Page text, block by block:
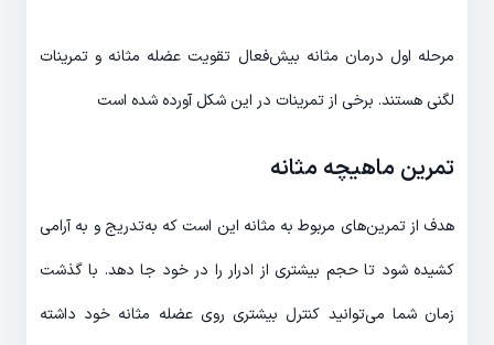
مرحله اول درمان مثانه ‌بیش‌فعال تقویت عضله مثانه و تمرینات
لگنی هستند. برخی از تمرینات در این شکل آورده شده است
تمرین ماهیچه مثانه
هدف از تمرین‌های مربوط به مثانه این است که به‌تدریج و به آرامی
کشیده شود تا حجم بیشتری از ادرار را در خود جا دهد. با گذشت
زمان شما می‌توانید کنترل بیشتری روی عضله مثانه خود داشته